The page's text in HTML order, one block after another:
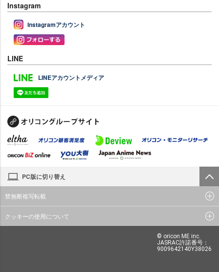
Instagram
Instagramアカウント
LINE
LINEアカウントメディア
PC版に切り替え
禁無断複写転載
クッキーの使用について
© oricon ME inc.
JASRAC許諾番号：
9009642140Y38026